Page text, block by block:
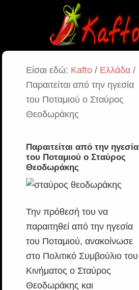
Είσαι εδώ: Kafto/ Ελλάδα/
Παραιτείται από την ηγεσία
του Ποταμιού ο Σταύρος
Θεοδωράκης
Παραιτείται από την ηγεσία
του Ποταμιού ο Σταύρος
Θεοδωράκης
Την πρόθεσή του να
παραιτηθεί από την ηγεσία
του Ποταμιού, ανακοίνωσε
στο Πολιτικό Συμβούλιο του
Κινήματος ο Σταύρος
Θεοδωράκης και